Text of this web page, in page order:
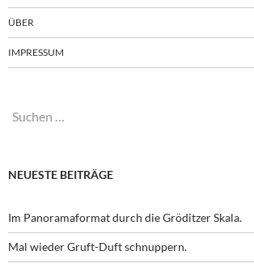
ÜBER
IMPRESSUM
Suchen
NEUESTE BEITRÄGE
Im Panoramaformat durch die Gröditzer Skala.
Mal wieder Gruft-Duft schnuppern.